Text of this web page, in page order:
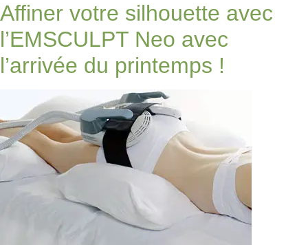
Affiner votre silhouette avec
l’EMSCULPT Neo avec
l’arrivée du printemps !